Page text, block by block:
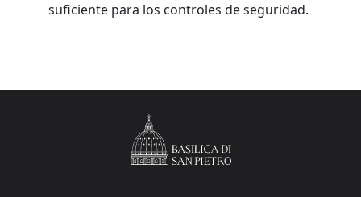
suficiente para los controles de seguridad.